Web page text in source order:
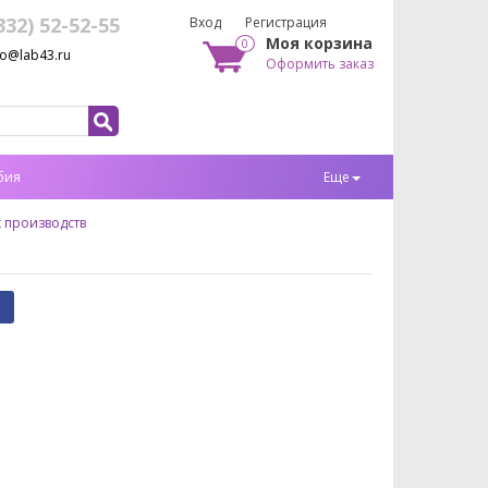
52-52-55 Вход Регистрация
0 Моя корзина
Оформить заказ
Еще